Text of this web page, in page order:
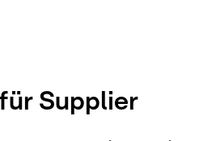
Supplier